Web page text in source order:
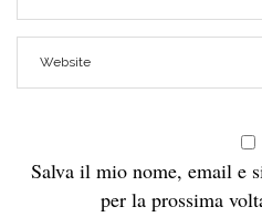
Salva il mio nome, email e
per la prossima